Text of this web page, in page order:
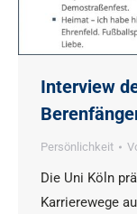
Interview
Persönlichkeit
Die Uni Köln
Karrierewege